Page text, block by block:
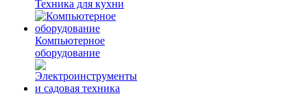
Техника для кухни
Компьютерное
оборудование